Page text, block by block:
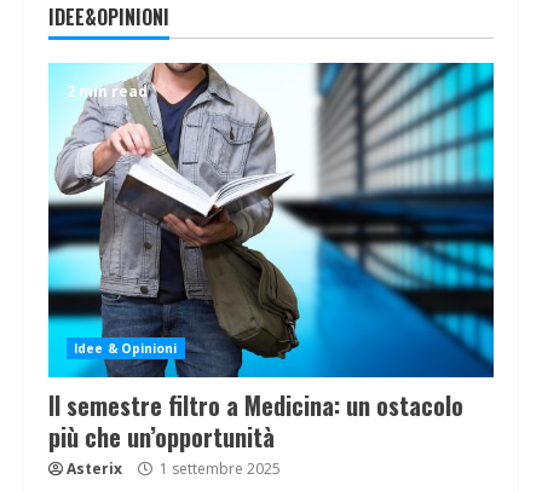
IDEE&OPINIONI
2 min read
Idee & Opinioni
Il semestre filtro a Medicina: un ostacolo
più che un’opportunità
Asterix 1 settembre 2025